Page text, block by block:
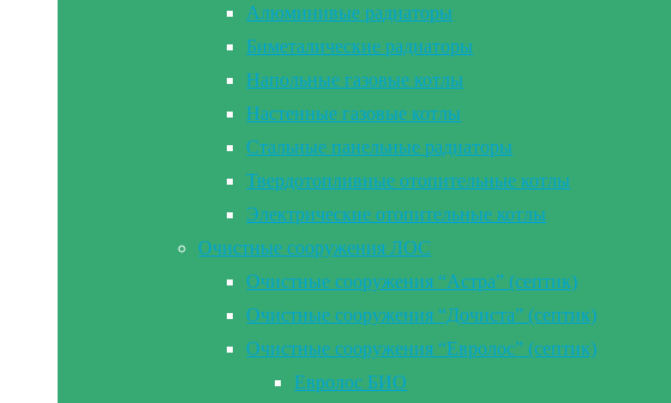
Алюминивые радиаторы
Биметалические радиаторы
Напольные газовые котлы
Настенные газовые котлы
Стальные панельные радиаторы
Твердотопливные отопительные котлы
Электрические отопительные котлы
Очистные сооружения ЛОС
Очистные сооружения “Астра” (септик)
Очистные сооружения “Дочиста” (септик)
Очистные сооружения “Евролос” (септик)
Евролос БИО